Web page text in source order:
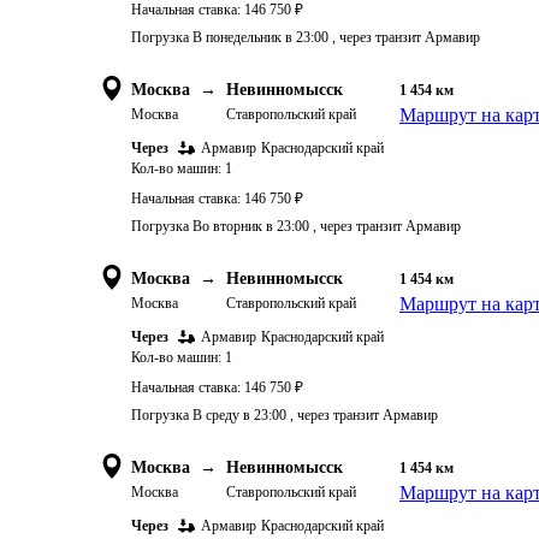
Начальная ставка: 146 750 ₽
Погрузка В понедельник в 23:00 , через транзит Армавир
Москва →
Москва
Невинномысск
Ставропольский край
1 454 км
Маршрут на
Через Армавир Краснодарский край
Кол-во машин: 1
Начальная ставка: 146 750 ₽
Погрузка Во вторник в 23:00 , через транзит Армавир
Москва →
Москва
Невинномысск
Ставропольский край
1 454 км
Маршрут на
Через Армавир Краснодарский край
Кол-во машин: 1
Начальная ставка: 146 750 ₽
Погрузка В среду в 23:00 , через транзит Армавир
Москва →
Москва
Невинномысск
Ставропольский край
1 454 км
Маршрут на
Через Армавир Краснодарский край